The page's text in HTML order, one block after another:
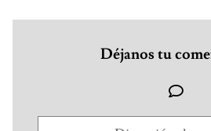
Déjanos tu